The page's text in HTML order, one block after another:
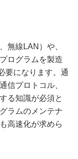
無線LAN）や、
ログラムを製造
要になります。通
信プロトコル、
る知識が必須と
ラムのメンテナ
高速化が求めら